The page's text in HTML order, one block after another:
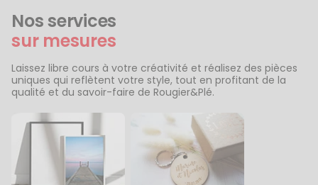
Nos services
sur mesures
Laissez libre cours à votre créativité et réalisez des pièces
uniques qui reflètent votre style, tout en profitant de la
qualité et du savoir-faire de Rougier&Plé.